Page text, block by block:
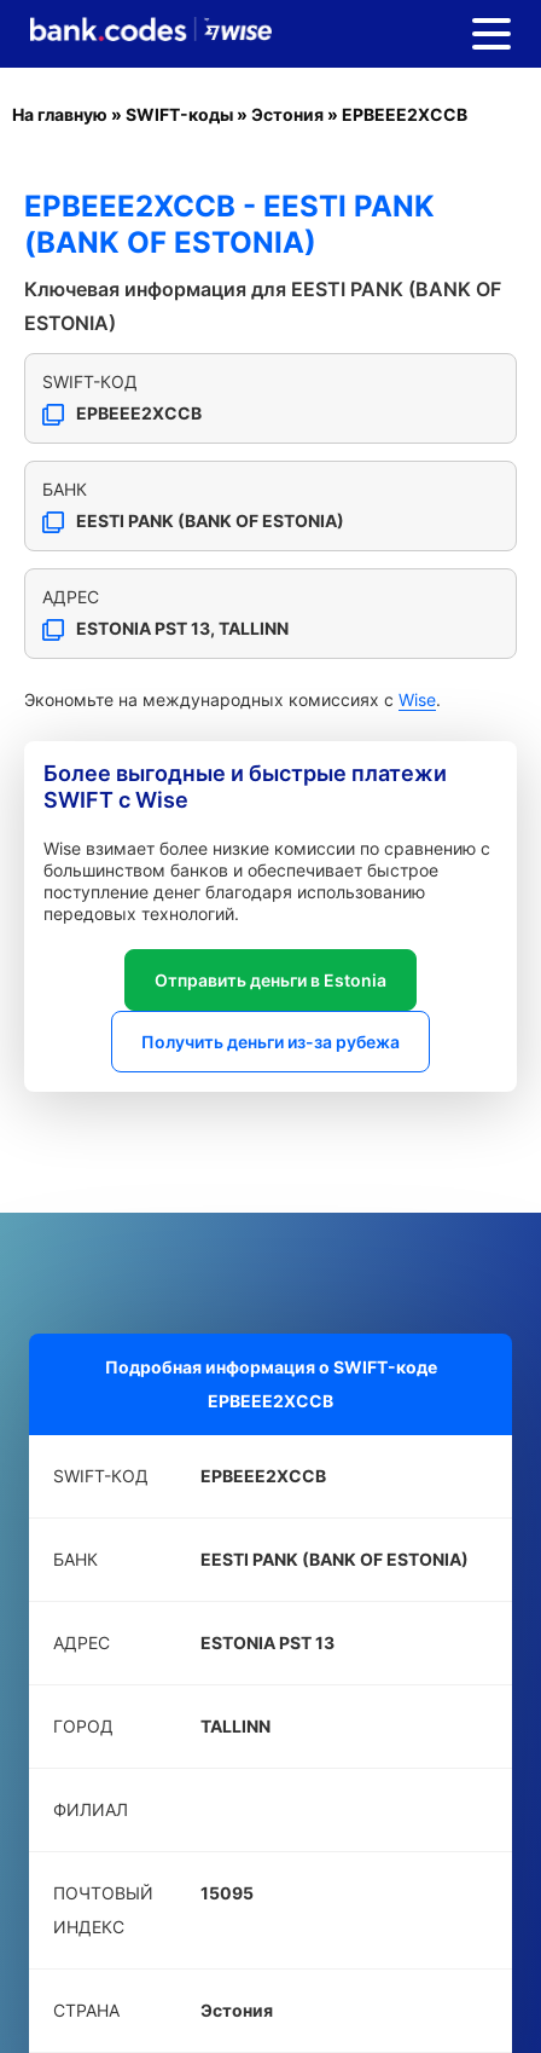
На главную » SWIFT-коды » Эстония » EPBEEE2XCCB
EPBEEE2XCCB - EESTI PANK
(BANK OF ESTONIA)
Ключевая информация для EESTI PANK (BANK OF
ESTONIA)
SWIFT-КОД
EPBEEE2XCCB
БАНК
EESTI PANK (BANK OF ESTONIA)
АДРЕС
ESTONIA PST 13, TALLINN
Экономьте на международных комиссиях с Wise.
Более выгодные и быстрые платежи
SWIFT с Wise
Wise взимает более низкие комиссии по сравнению с
большинством банков и обеспечивает быстрое
поступление денег благодаря использованию
передовых технологий.
Отправить деньги в Estonia
Получить деньги из-за рубежа
Подробная информация о SWIFT-коде
EPBEEE2XCCB
SWIFT-КОД EPBEEE2XCCB
БАНК EESTI PANK (BANK OF ESTONIA)
АДРЕС ESTONIA PST 13
ГОРОД TALLINN
ФИЛИАЛ
ПОЧТОВЫЙ
ИНДЕКС
15095
СТРАНА Эстония